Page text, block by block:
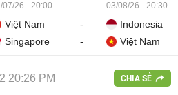
07/26 - 20:00
Việt Nam
-
Singapore
-
03/08/26 - 20:30
Indonesia
Việt Nam
20:26 PM CHIA SẺ